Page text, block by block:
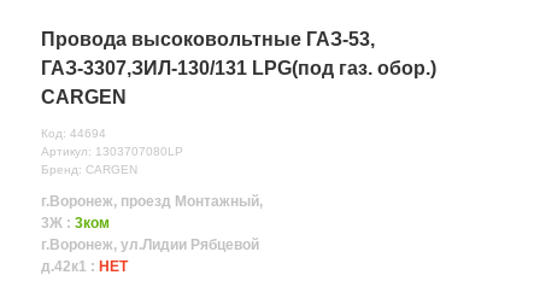
Провода высоковольтные ГАЗ-53,
ГАЗ-3307,ЗИЛ-130/131 LPG(под газ. обор.)
CARGEN
Код: 44694
Артикул: 1303707080LP
Бренд: CARGEN
г.Воронеж, проезд Монтажный,
3Ж : 3ком
г.Воронеж, ул.Лидии Рябцевой
д.42к1 : НЕТ